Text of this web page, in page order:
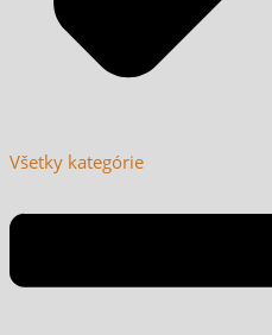
Všetky kategórie